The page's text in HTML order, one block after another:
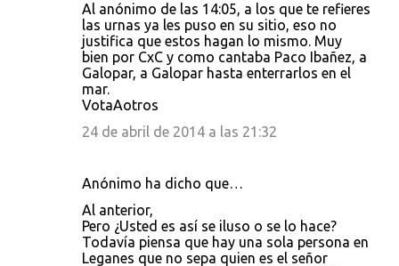
Al anónimo de las 14:05, a los que te refieres
las urnas ya les puso en su sitio, eso no
justifica que estos hagan lo mismo. Muy
bien por CxC y como cantaba Paco Ibañez, a
Galopar, a Galopar hasta enterrarlos en el
mar.
VotaAotros
24 de abril de 2014 a las 21:32
Anónimo ha dicho que…
Al anterior,
Pero ¿Usted es así se iluso o se lo hace?
Todavía piensa que hay una sola persona en
Leganes que no sepa quien es el señor